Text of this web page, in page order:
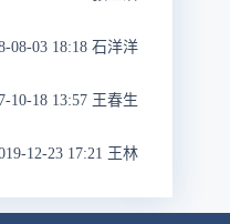
08-03 18:18 石洋洋
10-18 13:57 王春生
12-23 17:21 王林